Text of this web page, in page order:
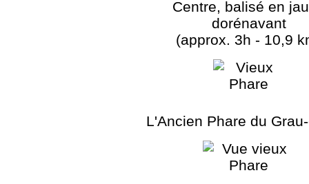
Centre, balisé en
dorénavant
(approx. 3h - 10,9
L'Ancien Phare du